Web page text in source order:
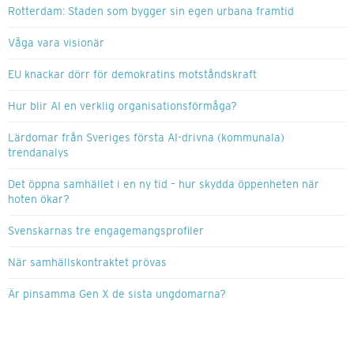
Rotterdam: Staden som bygger sin egen urbana framtid
Våga vara visionär
EU knackar dörr för demokratins motståndskraft
Hur blir AI en verklig organisationsförmåga?
Lärdomar från Sveriges första AI-drivna (kommunala)
trendanalys
Det öppna samhället i en ny tid – hur skydda öppenheten när
hoten ökar?
Svenskarnas tre engagemangsprofiler
När samhällskontraktet prövas
Är pinsamma Gen X de sista ungdomarna?